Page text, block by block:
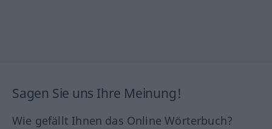
Sagen Sie uns Ihre Meinung!
Wie gefällt Ihnen das Online Wörterbuch?